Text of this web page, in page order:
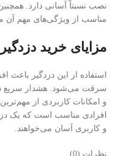
نصب نسبتاً آسانی دارد.
مناسب از ویژگی‌های مهم
مزایای خرید دزدگیر
استفاده از این دزدگیر
سرقت می‌شود. هشدار سریع
و امکانات کاربردی از
افرادی مناسب است که یک
و کاربری آسان می‌خواهند.
نظرات (0)